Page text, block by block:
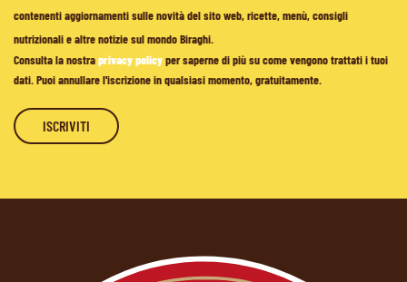
contenenti aggiornamenti sulle novità del sito web, ricette, menù, consigli
nutrizionali e altre notizie sul mondo Biraghi.
Consulta la nostraprivacy policyper saperne di più su come vengono trattati i tuoi
dati. Puoi annullare l'iscrizione in qualsiasi momento, gratuitamente.